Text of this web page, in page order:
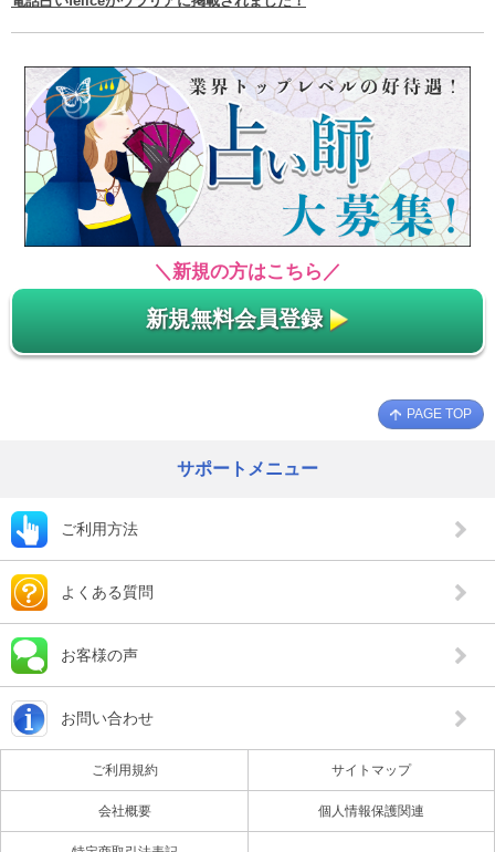
＼新規の方はこちら／
新規無料会員登録
PAGE TOP
サポートメニュー
ご利用方法
よくある質問
お客様の声
お問い合わせ
ご利用規約 サイトマップ
会社概要 個人情報保護関連